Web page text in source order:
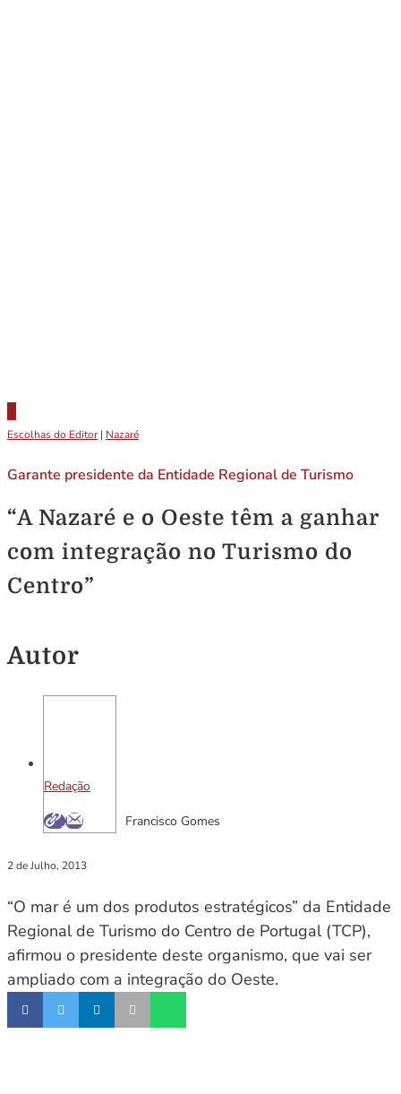
Escolhas do Editor| Nazaré
Garante presidente da Entidade Regional de Turismo
“A Nazaré e o Oeste têm a ganhar
com integração no Turismo do
Centro”
Autor
Redação
Francisco Gomes
2 de Julho, 2013
“O mar é um dos produtos estratégicos” da Entidade
Regional de Turismo do Centro de Portugal (TCP),
afirmou o presidente deste organismo, que vai ser
ampliado com a integração do Oeste.